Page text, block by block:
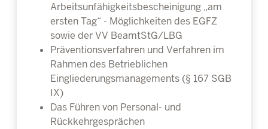
Arbeitsunfähigkeitsbescheinigung „am
ersten Tag“ - Möglichkeiten des EGFZ
sowie der VV BeamtStG/LBG
Präventionsverfahren und Verfahren im
Rahmen des Betrieblichen
Eingliederungsmanagements (§ 167 SGB
IX)
Das Führen von Personal- und
Rückkehrgesprächen